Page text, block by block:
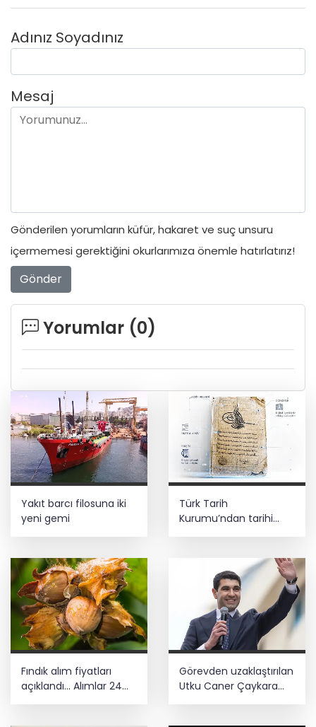
Adınız Soyadınız
Mesaj
Gönderilen yorumların küfür, hakaret ve suç unsuru
içermemesi gerektiğini okurlarımıza önemle hatırlatırız!
Gönder
Yorumlar (0)
Yakıt barcı filosuna iki
yeni gemi
Türk Tarih
Kurumu’ndan tarihi
içerikler tek platformda
Fındık alım fiyatları
açıklandı... Alımlar 24
Görevden uzaklaştırılan
Utku Caner Çaykara